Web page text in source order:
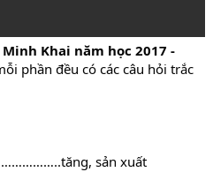
Khai năm học 2017 -
phần đều có các câu hỏi trắc
sản xuất